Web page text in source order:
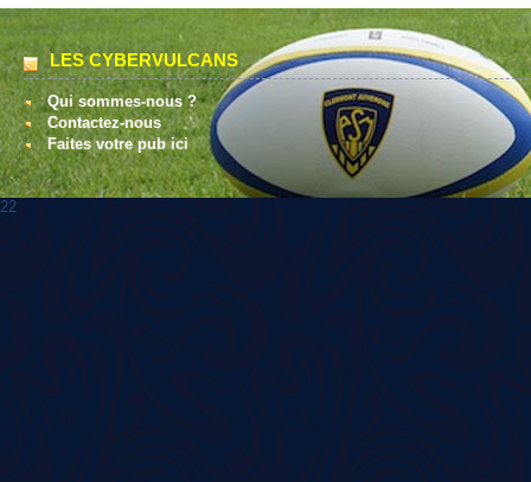
LES CYBERVULCANS
Qui sommes-nous ?
Contactez-nous
Faites votre pub ici
22